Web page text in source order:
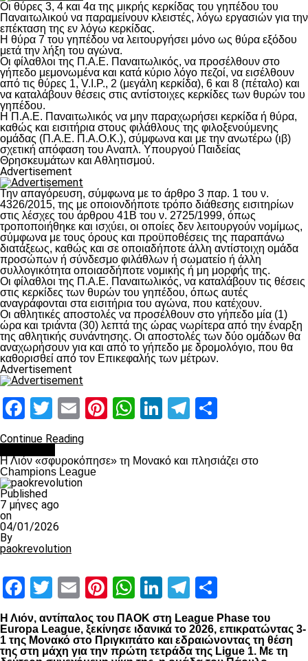
Οι θύρες 3, 4 και 4α της μικρής κερκίδας του γηπέδου του
Παναιτωλικού να παραμείνουν κλειστές, λόγω εργασιών για την
επέκταση της εν λόγω κερκίδας.
Η θύρα 7 του γηπέδου να λειτουργήσει μόνο ως θύρα εξόδου
μετά την λήξη του αγώνα.
Οι φίλαθλοι της Π.Α.Ε. Παναιτωλικός, να προσέλθουν στο
γήπεδο μεμονωμένα και κατά κύριο λόγο πεζοί, να εισέλθουν
από τις θύρες 1, V.I.P., 2 (μεγάλη κερκίδα), 6 και 8 (πέταλο) και
να καταλάβουν θέσεις στις αντίστοιχες κερκίδες των θυρών του
γηπέδου.
Η Π.Α.Ε. Παναιτωλικός να μην παραχωρήσει κερκίδα ή θύρα,
καθώς και εισιτήρια στους φιλάθλους της φιλοξενούμενης
ομάδας (Π.Α.Ε. Π.Α.Ο.Κ.), σύμφωνα και με την ανωτέρω (ιβ)
σχετική απόφαση του Αναπλ. Υπουργού Παιδείας
Θρησκευμάτων και Αθλητισμού.
Advertisement
Την απαγόρευση, σύμφωνα με το άρθρο 3 παρ. 1 του ν.
4326/2015, της με οποιονδήποτε τρόπο διάθεσης εισιτηρίων
στις λέσχες του άρθρου 41Β του ν. 2725/1999, όπως
τροποποιήθηκε και ισχύει, οι οποίες δεν λειτουργούν νομίμως,
σύμφωνα με τους όρους και προϋποθέσεις της παραπάνω
διατάξεως, καθώς και σε οποιαδήποτε άλλη αντίστοιχη ομάδα
προσώπων ή σύνδεσμο φιλάθλων ή σωματείο ή άλλη
συλλογικότητα οποιασδήποτε νομικής ή μη μορφής της.
Οι φίλαθλοι της Π.Α.Ε. Παναιτωλικός, να καταλάβουν τις θέσεις
στις κερκίδες των θυρών του γηπέδου, όπως αυτές
αναγράφονται στα εισιτήρια του αγώνα, που κατέχουν.
Οι αθλητικές αποστολές να προσέλθουν στο γήπεδο μία (1)
ώρα και τριάντα (30) λεπτά της ώρας νωρίτερα από την έναρξη
της αθλητικής συνάντησης. Οι αποστολές των δύο ομάδων θα
αναχωρήσουν για και από το γήπεδο με δρομολόγιο, που θα
καθορισθεί από τον Επικεφαλής των μέτρων.
Advertisement
Facebook
Twitter
EmailPinterest
WhatsApp
LinkedIn
Telegram
Continue Reading
Η Λιόν «σφυροκόπησε» τη Μονακό και πλησιάζει στο
Champions League
Published
7 μήνες ago
on
04/01/2026
By
paokrevolution
Facebook
Twitter
EmailPinterest
WhatsApp
LinkedIn
Telegram
Η Λιόν, αντίπαλος του ΠΑΟΚ στη League Phase του
Europa League, ξεκίνησε ιδανικά το 2026, επικρατώντας 3-
1 της Μονακό στο Πριγκιπάτο και εδραιώνοντας τη θέση
της στη μάχη για την πρώτη τετράδα της Ligue 1. Με τη